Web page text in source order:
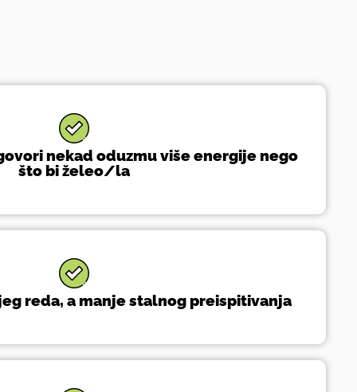
nekad oduzmu više energije nego
što bi želeo/la
reda, a manje stalnog preispitivanja